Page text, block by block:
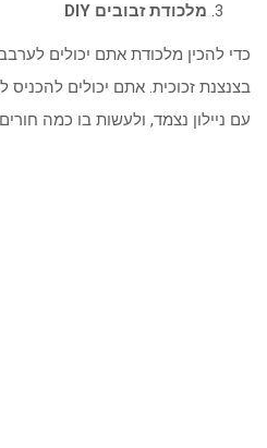
מלכודת זבובים DIY
כדי להכין מלכודת אתם יכולים
בצנצנת זכוכית. אתם יכולים להכניס
עם ניילון נצמד, ולעשות בו כמה